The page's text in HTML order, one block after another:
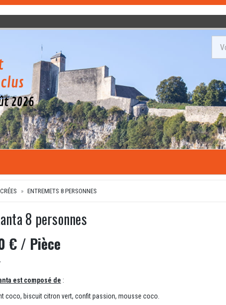
ENTREMETS 8 PERSONNES
8 personnes
€/ Pièce
est composé de :
coco, biscuit citron vert, confit passion, mousse coco.